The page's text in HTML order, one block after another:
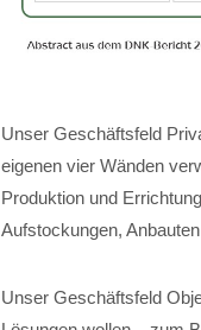
Unser Geschäftsfeld
eigenen vier Wänden
Produktion und
Aufstockungen,
Unser Geschäftsfeld